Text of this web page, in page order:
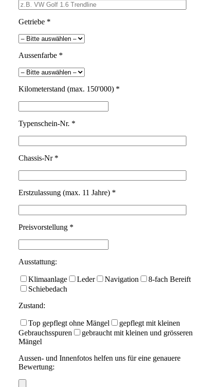
Getriebe *
Aussenfarbe *
Kilometerstand (max. 150'000) *
Typenschein-Nr. *
Chassis-Nr *
Erstzulassung (max. 11 Jahre) *
Preisvorstellung *
Ausstattung:
Klimaanlage Leder Navigation
8-fach Bereift
Schiebedach
Zustand:
Top gepflegt ohne Mängel
gepflegt mit kleinen
Gebrauchsspuren
gebraucht mit kleinen und grösseren
Mängel
Aussen- und Innenfotos helfen uns für eine genauere
Bewertung: